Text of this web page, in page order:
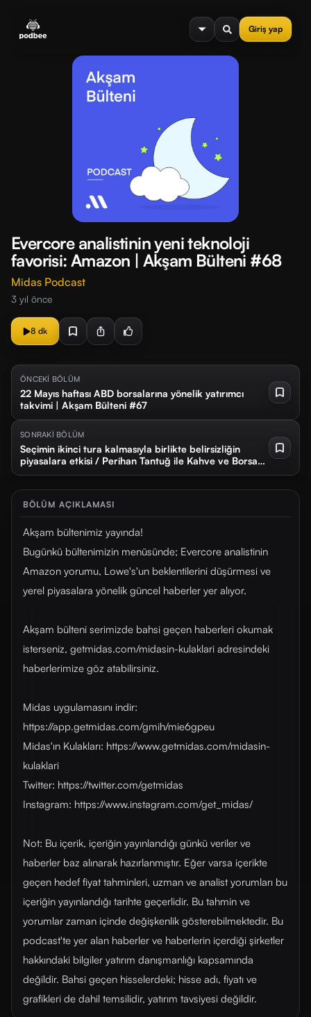
Giriş yap
menu
Evercore analistinin yeni teknoloji
favorisi: Amazon | Akşam Bülteni #68
Midas Podcast
3 yıl önce
8 dk
ÖNCEKİ BÖLÜM
22 Mayıs haftası ABD borsalarına yönelik yatırımcı
takvimi | Akşam Bülteni #67
SONRAKİ BÖLÜM
Seçimin ikinci tura kalmasıyla birlikte belirsizliğin
piyasalara etkisi / Perihan Tantuğ ile Kahve ve Borsa
#31
BÖLÜM AÇIKLAMASI
Akşam bültenimiz yayında!
Bugünkü bültenimizin menüsünde; Evercore analistinin
Amazon yorumu, Lowe's'un beklentilerini düşürmesi ve
yerel piyasalara yönelik güncel haberler yer alıyor.
Akşam bülteni serimizde bahsi geçen haberleri okumak
isterseniz, getmidas.com/midasin-kulaklari adresindeki
haberlerimize göz atabilirsiniz.
Midas uygulamasını indir:
https://app.getmidas.com/gmih/mie6gpeu
Midas'ın Kulakları: https://www.getmidas.com/midasin-
kulaklari
Twitter: https://twitter.com/getmidas
Instagram: https://www.instagram.com/get_midas/
Not: Bu içerik, içeriğin yayınlandığı günkü veriler ve
haberler baz alınarak hazırlanmıştır. Eğer varsa içerikte
geçen hedef fiyat tahminleri, uzman ve analist yorumları bu
içeriğin yayınlandığı tarihte geçerlidir. Bu tahmin ve
yorumlar zaman içinde değişkenlik gösterebilmektedir. Bu
podcast'te yer alan haberler ve haberlerin içerdiği şirketler
hakkındaki bilgiler yatırım danışmanlığı kapsamında
değildir. Bahsi geçen hisselerdeki; hisse adı, fiyatı ve
grafikleri de dahil temsilidir, yatırım tavsiyesi değildir.